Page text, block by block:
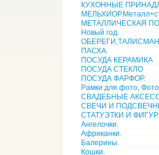
КУХОННЫЕ
МЕТАЛЛИЧЕСКАЯ
Новый год.
ПАСХА.
ПОСУДА КЕРАМИКА
ПОСУДА СТЕКЛО
ПОСУДА ФАРФОР.
Рамки для фото,
СВАДЕБНЫЕ
СВЕЧИ И
СТАТУЭТКИ И
Ангелочки.
Африканки.
Балерины.
Кошки.